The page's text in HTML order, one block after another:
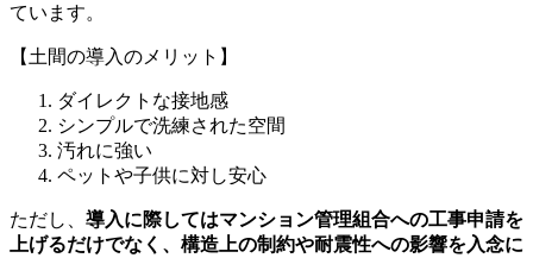
ています。
【土間の導入のメリット】
ダイレクトな接地感
シンプルで洗練された空間
汚れに強い
ペットや子供に対し安心
ただし、 導入に際してはマンション管理組合への工事申請を
上げるだけでなく、構造上の制約や耐震性への影響を入念に